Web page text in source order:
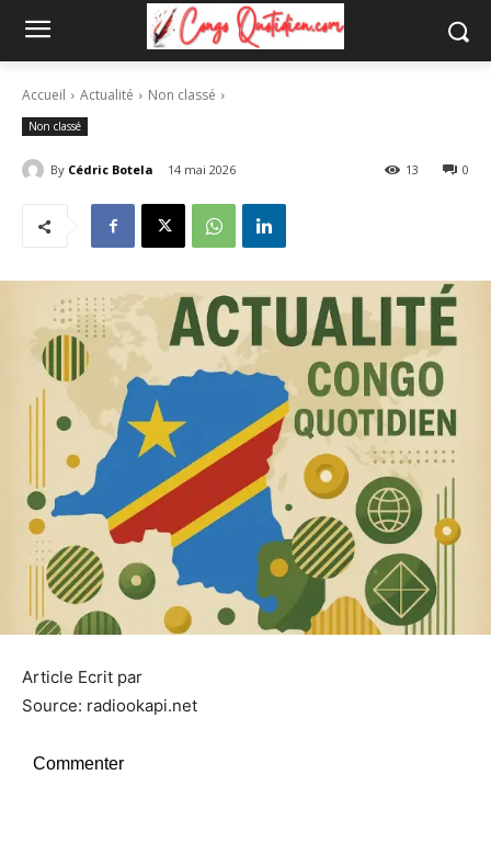
Accueil Actualité Non classé
Non classé
By Cédric Botela 14 mai 2026 0
13
Article Ecrit par
Source: radiookapi.net
Commenter